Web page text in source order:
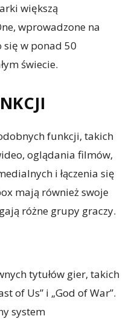
większą
wprowadzone na
się w ponad 50
świecie.
funkcji, takich
oglądania filmów,
i łączenia się
mają również swoje
różne grupy graczy.
tytułów gier, takich
of Us” i „God of War”.
system